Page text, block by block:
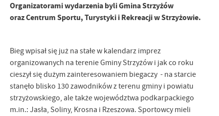
Organizatorami wydarzenia byli Gmina Strzyżów
oraz Centrum Sportu, Turystyki i Rekreacji w Strzyżowie.
Bieg wpisał się już na stałe w kalendarz imprez
organizowanych na terenie Gminy Strzyżów i jak co roku
cieszył się dużym zainteresowaniem biegaczy - na starcie
stanęło blisko 130 zawodników z terenu gminy i powiatu
strzyżowskiego, ale także województwa podkarpackiego
m.in.: Jasła, Soliny, Krosna i Rzeszowa. Sportowcy mieli